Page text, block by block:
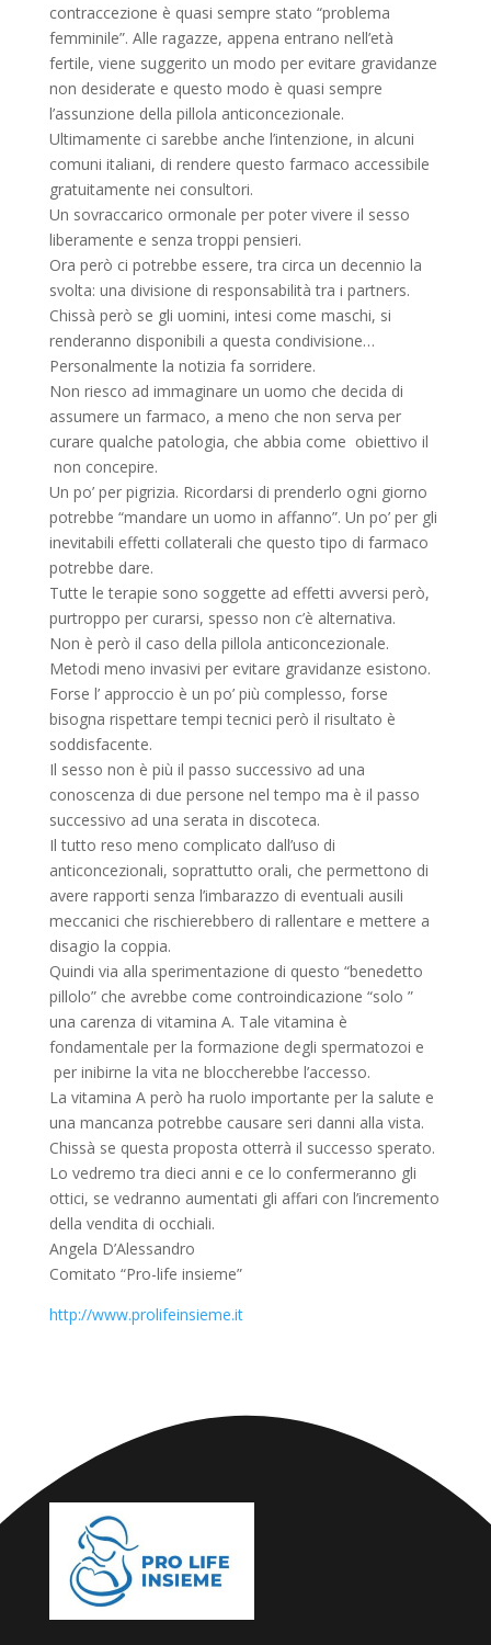
contraccezione è quasi sempre stato “problema
femminile”. Alle ragazze, appena entrano nell’età
fertile, viene suggerito un modo per evitare gravidanze
non desiderate e questo modo è quasi sempre
l’assunzione della pillola anticoncezionale.
Ultimamente ci sarebbe anche l’intenzione, in alcuni
comuni italiani, di rendere questo farmaco accessibile
gratuitamente nei consultori.
Un sovraccarico ormonale per poter vivere il sesso
liberamente e senza troppi pensieri.
Ora però ci potrebbe essere, tra circa un decennio la
svolta: una divisione di responsabilità tra i partners.
Chissà però se gli uomini, intesi come maschi, si
renderanno disponibili a questa condivisione…
Personalmente la notizia fa sorridere.
Non riesco ad immaginare un uomo che decida di
assumere un farmaco, a meno che non serva per
curare qualche patologia, che abbia come obiettivo il
non concepire.
Un po’ per pigrizia. Ricordarsi di prenderlo ogni giorno
potrebbe “mandare un uomo in affanno”. Un po’ per gli
inevitabili effetti collaterali che questo tipo di farmaco
potrebbe dare.
Tutte le terapie sono soggette ad effetti avversi però,
purtroppo per curarsi, spesso non c’è alternativa.
Non è però il caso della pillola anticoncezionale.
Metodi meno invasivi per evitare gravidanze esistono.
Forse l’ approccio è un po’ più complesso, forse
bisogna rispettare tempi tecnici però il risultato è
soddisfacente.
Il sesso non è più il passo successivo ad una
conoscenza di due persone nel tempo ma è il passo
successivo ad una serata in discoteca.
Il tutto reso meno complicato dall’uso di
anticoncezionali, soprattutto orali, che permettono di
avere rapporti senza l’imbarazzo di eventuali ausili
meccanici che rischierebbero di rallentare e mettere a
disagio la coppia.
Quindi via alla sperimentazione di questo “benedetto
pillolo” che avrebbe come controindicazione “solo ”
una carenza di vitamina A. Tale vitamina è
fondamentale per la formazione degli spermatozoi e
per inibirne la vita ne bloccherebbe l’accesso.
La vitamina A però ha ruolo importante per la salute e
una mancanza potrebbe causare seri danni alla vista.
Chissà se questa proposta otterrà il successo sperato.
Lo vedremo tra dieci anni e ce lo confermeranno gli
ottici, se vedranno aumentati gli affari con l’incremento
della vendita di occhiali.
Angela D’Alessandro
Comitato “Pro-life insieme”
http://www.prolifeinsieme.it